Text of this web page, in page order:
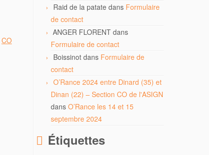
CO
Raid de la patate dans Formulaire
de contact
ANGER FLORENT dans
Formulaire de contact
Boissinot dans Formulaire de
contact
O’Rance 2024 entre Dinard (35) et
Dinan (22) – Section CO de l'ASIGN
dans O’Rance les 14 et 15
septembre 2024
Étiquettes